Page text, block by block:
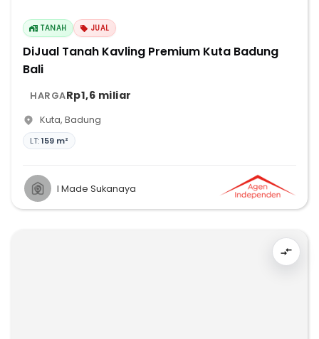
TANAH JUAL
DiJual Tanah Kavling Premium Kuta Badung
Bali
HARGARp1,6 miliar
Kuta, Badung
LT:159 m²
I Made Sukanaya